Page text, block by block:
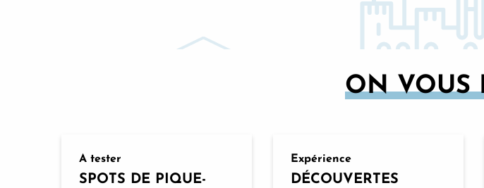
ON VOUS
A tester
SPOTS DE PIQUE-
Expérience
DÉCOUVERTES